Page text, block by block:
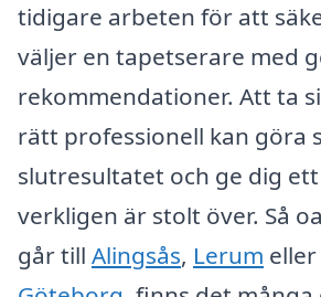
tidigare arbeten för att
väljer en tapetserare med
rekommendationer. Att ta
rätt professionell kan göra
slutresultatet och ge dig
verkligen är stolt över. Så
går till Alingsås, Lerum